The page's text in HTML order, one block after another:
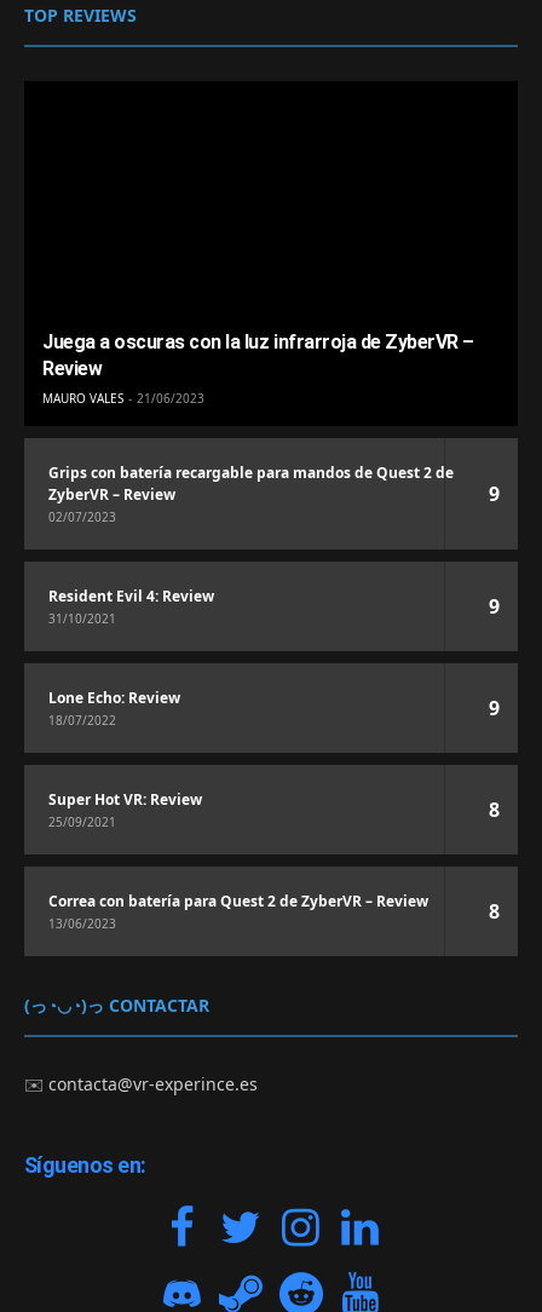
TOP REVIEWS
Juega a oscuras con la luz infrarroja de ZyberVR –
Review
MAURO VALES 21/06/2023
Grips con batería recargable para mandos de Quest 2 de
ZyberVR – Review
02/07/2023
9
Resident Evil 4: Review
31/10/2021 9
Lone Echo: Review
18/07/2022 9
Super Hot VR: Review
25/09/2021 8
Correa con batería para Quest 2 de ZyberVR – Review
13/06/2023 8
(っ◔◡◔)っ CONTACTAR
✉️contacta@vr-experince.es
Síguenos en: